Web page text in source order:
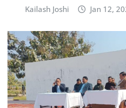
Kailash Joshi Jan 12,